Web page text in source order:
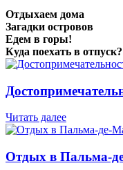
Отдыхаем дома
Загадки островов
Едем в горы!
Куда поехать в отпуск?
Читать далее
Отдых в Пальма-